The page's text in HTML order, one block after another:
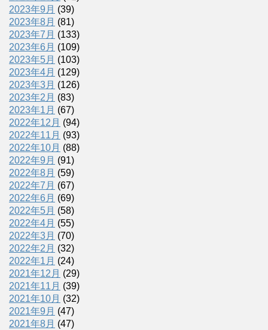
2023年9月 (39)
2023年8月 (81)
2023年7月 (133)
2023年6月 (109)
2023年5月 (103)
2023年4月 (129)
2023年3月 (126)
2023年2月 (83)
2023年1月 (67)
2022年12月 (94)
2022年11月 (93)
2022年10月 (88)
2022年9月 (91)
2022年8月 (59)
2022年7月 (67)
2022年6月 (69)
2022年5月 (58)
2022年4月 (55)
2022年3月 (70)
2022年2月 (32)
2022年1月 (24)
2021年12月 (29)
2021年11月 (39)
2021年10月 (32)
2021年9月 (47)
2021年8月 (47)